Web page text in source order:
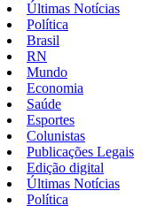
Últimas Notícias
Política
Brasil
RN
Mundo
Economia
Saúde
Esportes
Colunistas
Publicações Legais
Edição digital
Últimas Notícias
Política